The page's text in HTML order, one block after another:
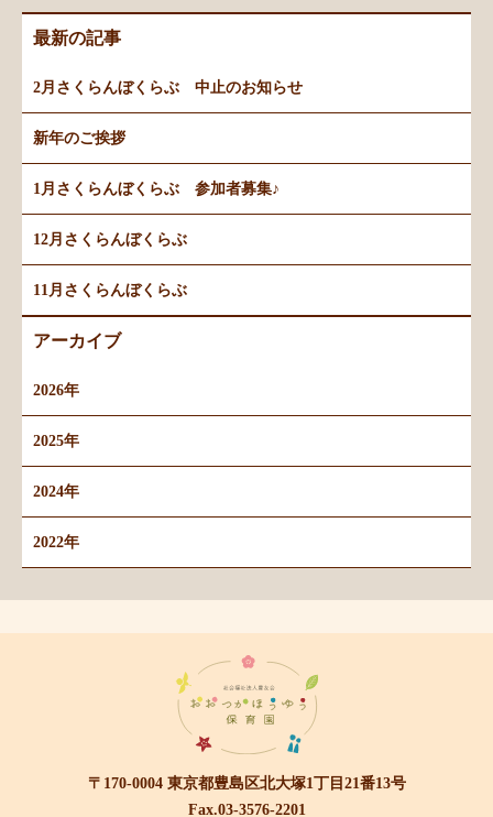
最新の記事
2月さくらんぼくらぶ 中止のお知らせ
新年のご挨拶
1月さくらんぼくらぶ 参加者募集♪
12月さくらんぼくらぶ
11月さくらんぼくらぶ
アーカイブ
2026年
2025年
2024年
2022年
〒170-0004 東京都豊島区北大塚1丁目21番13号
Fax.03-3576-2201